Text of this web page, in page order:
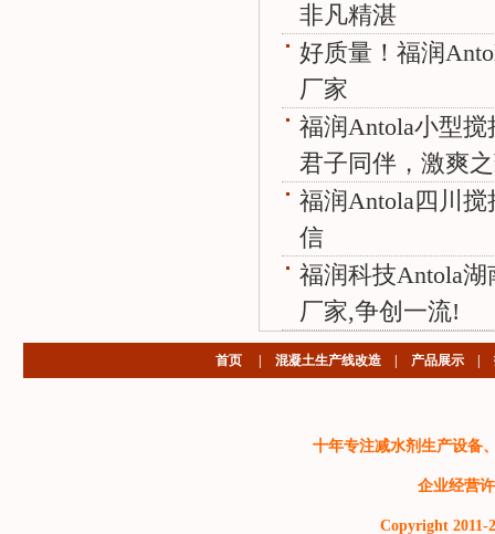
非凡精湛
好质量！福润
厂家
福润Antola小型
君子同伴，激爽
福润Antola四川
信
福润科技Antola湖
厂家,争创一流!
首页 混凝土生产线改造 产品展示
十年专注减水剂生产设备
企业经营
Copyright 2011-